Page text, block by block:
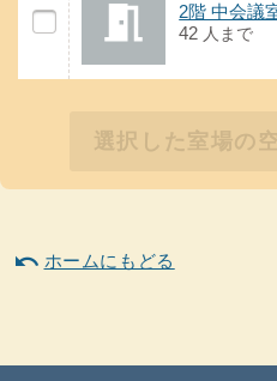
2階 中会議
42 人 まで
選択した室場の
undo ホームにもどる